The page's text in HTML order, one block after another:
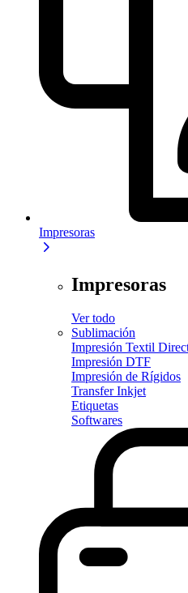
Impresoras
Impresoras
Ver todo
Sublimación
Impresión Textil
Impresión DTF
Impresión de Rígidos
Transfer Inkjet
Etiquetas
Softwares